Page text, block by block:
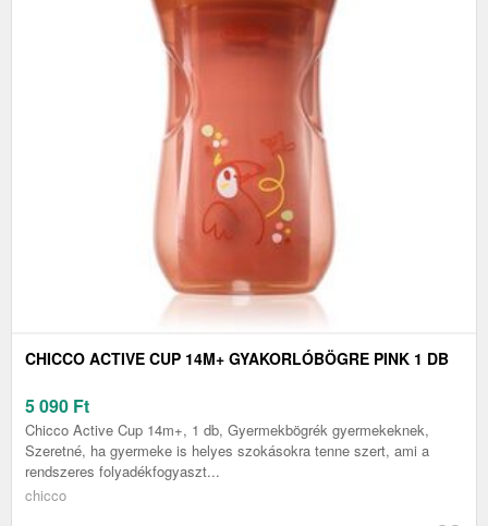
CHICCO ACTIVE CUP 14M+ GYAKORLÓBÖGRE PINK 1 DB
5 090 Ft
Chicco Active Cup 14m+, 1 db, Gyermekbögrék gyermekeknek,
Szeretné, ha gyermeke is helyes szokásokra tenne szert, ami a
rendszeres folyadékfogyaszt...
chicco